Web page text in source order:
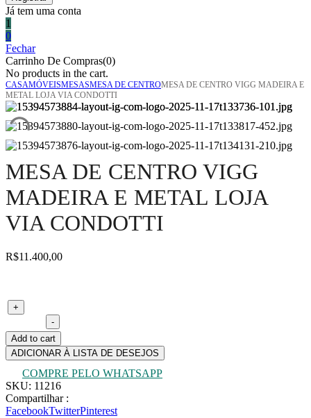
Já tem uma conta
1
0
Fechar
Carrinho De Compras(0)
No products in the cart.
CASAMÓVEISMESASMESA DE CENTROMESA DE CENTRO VIGG MADEIRA E
METAL LOJA VIA CONDOTTI
MESA DE CENTRO VIGG
MADEIRA E METAL LOJA
VIA CONDOTTI
R$11.400,00
+
-
Add to cart
ADICIONAR À LISTA DE DESEJOS
COMPRE PELO WHATSAPP
SKU: 11216
Compartilhar :
FacebookTwitterPinterest